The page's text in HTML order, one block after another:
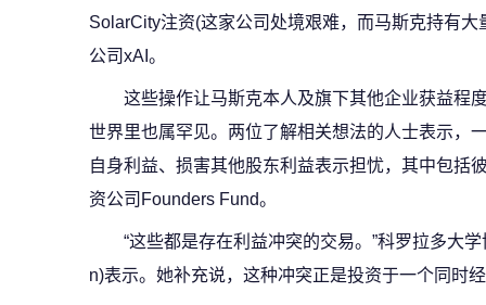
SolarCity注资(这家公司处境艰难，而马斯克持有
公司xAI。
这些操作让马斯克本人及旗下其他企业获益程
世界里也属罕见。两位了解相关想法的人士表示，
自身利益、损害其他股东利益表示担忧，其中包括
资公司Founders Fund。
“这些都是存在利益冲突的交易。”科罗拉多大
n)表示。她补充说，这种冲突正是投资于一个同时